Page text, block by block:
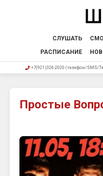
СЛУШАТЬ
РАСПИСАНИЕ
+7(921)326-2020 (телефон/SMS/
Простые